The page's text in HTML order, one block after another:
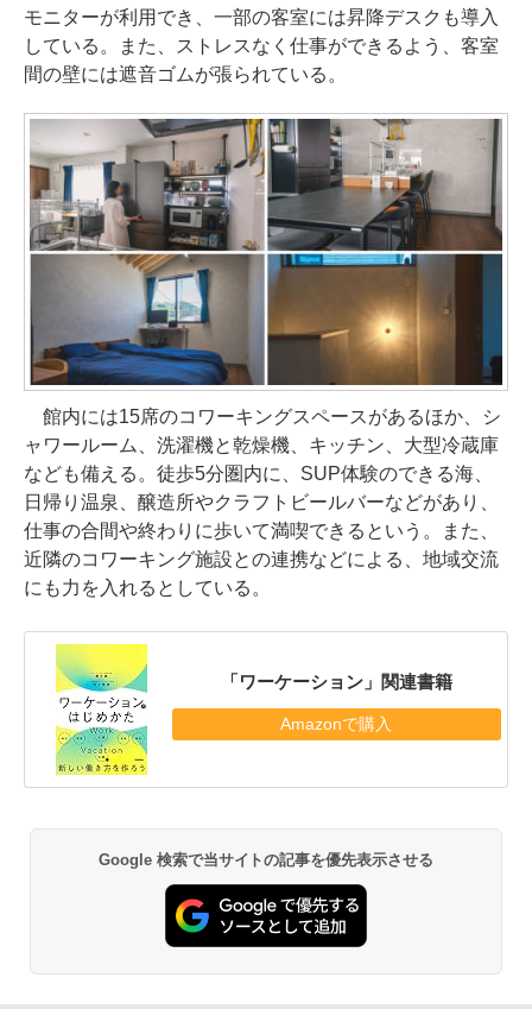
モニターが利用でき、一部の客室には昇降デスクも導入
している。また、ストレスなく仕事ができるよう、客室
間の壁には遮音ゴムが張られている。
館内には15席のコワーキングスペースがあるほか、シ
ャワールーム、洗濯機と乾燥機、キッチン、大型冷蔵庫
なども備える。徒歩5分圏内に、SUP体験のできる海、
日帰り温泉、醸造所やクラフトビールバーなどがあり、
仕事の合間や終わりに歩いて満喫できるという。また、
近隣のコワーキング施設との連携などによる、地域交流
にも力を入れるとしている。
「ワーケーション」関連書籍
Amazonで購入
Google 検索で当サイトの記事を優先表示させる